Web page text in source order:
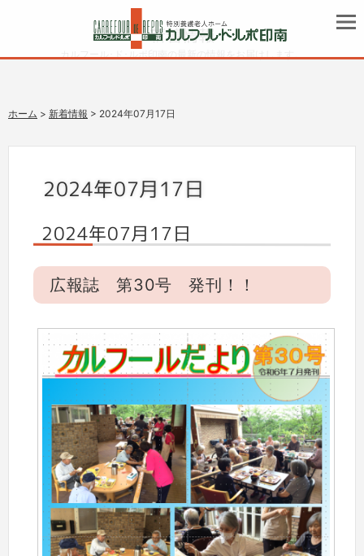
新着情報
カルフール･ド･ルポ印南の最新の情報をお届けします。
ホーム > 新着情報 > 2024年07月17日
2024年07月17日
2024年07月17日
広報誌 第30号 発刊！！